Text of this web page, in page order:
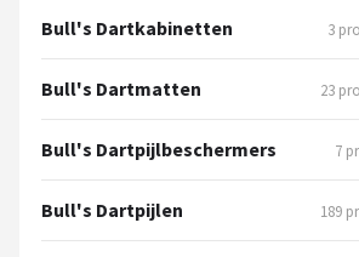
Bull's Dartkabinetten 3
Bull's Dartmatten 23
Bull's Dartpijlbeschermers 7
Bull's Dartpijlen 189